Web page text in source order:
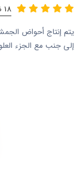
18 ضمان شهرًا
يتم إنتاج أحواض
إلى جنب مع الجزء